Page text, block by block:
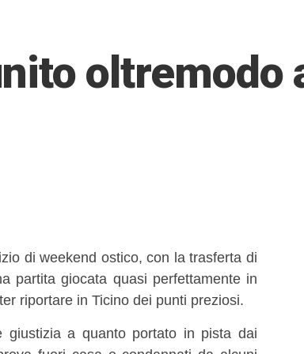
oltremodo
di weekend ostico, con la trasferta di
partita giocata quasi perfettamente in
riportare in Ticino dei punti preziosi.
giustizia a quanto portato in pista dai